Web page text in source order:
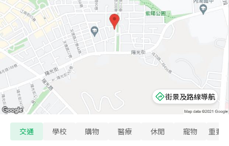
街景及路線導航
交通 學校 購物 醫療 休閒 寵物 重要